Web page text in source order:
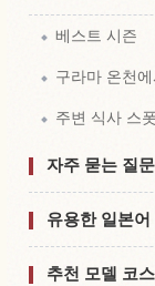
베스트 시즌
구라마 온천
주변 식사 스폿
자주 묻는 질문
유용한 일본어
추천 모델 코